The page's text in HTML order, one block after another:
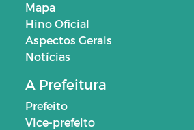
Mapa
Hino Oficial
Aspectos Gerais
Notícias
A Prefeitura
Prefeito
Vice-prefeito